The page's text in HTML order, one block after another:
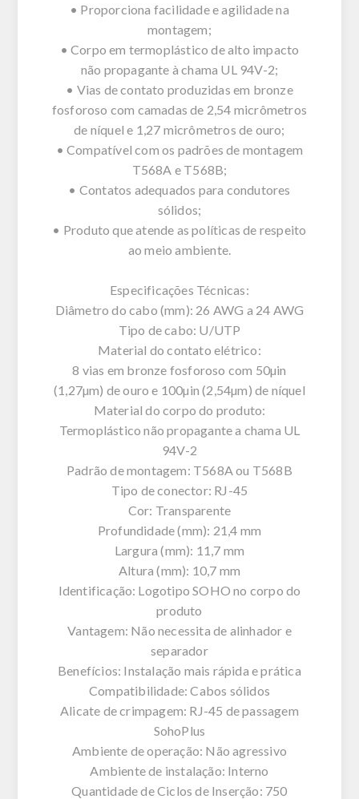
• Proporciona facilidade e agilidade na
montagem;
• Corpo em termoplástico de alto impacto
não propagante à chama UL 94V-2;
• Vias de contato produzidas em bronze
fosforoso com camadas de 2,54 micrômetros
de níquel e 1,27 micrômetros de ouro;
• Compatível com os padrões de montagem
T568A e T568B;
• Contatos adequados para condutores
sólidos;
• Produto que atende as políticas de respeito
ao meio ambiente.
Especificações Técnicas:
Diâmetro do cabo (mm): 26 AWG a 24 AWG
Tipo de cabo: U/UTP
Material do contato elétrico:
8 vias em bronze fosforoso com 50µin
(1,27µm) de ouro e 100µin (2,54µm) de níquel
Material do corpo do produto:
Termoplástico não propagante a chama UL
94V-2
Padrão de montagem: T568A ou T568B
Tipo de conector: RJ-45
Cor: Transparente
Profundidade (mm): 21,4 mm
Largura (mm): 11,7 mm
Altura (mm): 10,7 mm
Identificação: Logotipo SOHO no corpo do
produto
Vantagem: Não necessita de alinhador e
separador
Benefícios: Instalação mais rápida e prática
Compatibilidade: Cabos sólidos
Alicate de crimpagem: RJ-45 de passagem
SohoPlus
Ambiente de operação: Não agressivo
Ambiente de instalação: Interno
Quantidade de Ciclos de Inserção: 750